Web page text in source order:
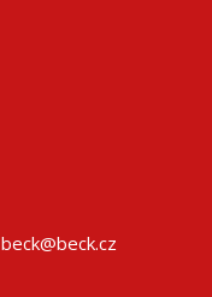
beck@beck.cz